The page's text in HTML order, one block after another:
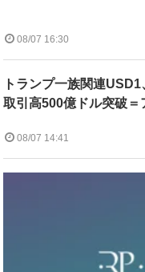
08/07 16:30
トランプ一族関連
取引高500億ドル突破＝
08/07 14:41